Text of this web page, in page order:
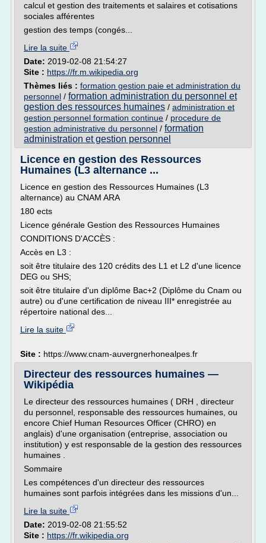
calcul et gestion des traitements et salaires et cotisations
sociales afférentes
gestion des temps (congés...
Lire la suite
Date: 2019-02-08 21:54:27
Site : https://fr.m.wikipedia.org
Thèmes liés : formation gestion paie et administration du
personnel / formation administration du personnel et
gestion des ressources humaines / administration et
gestion personnel formation continue / procedure de
gestion administrative du personnel / formation
administration et gestion personnel
Licence en gestion des Ressources
Humaines (L3 alternance ...
Licence en gestion des Ressources Humaines (L3
alternance) au CNAM ARA
180 ects
Licence générale Gestion des Ressources Humaines
CONDITIONS D'ACCÈS :
Accès en L3 :
soit être titulaire des 120 crédits des L1 et L2 d'une licence
DEG ou SHS;
soit être titulaire d'un diplôme Bac+2 (Diplôme du Cnam ou
autre) ou d'une certification de niveau III* enregistrée au
répertoire national des...
Lire la suite
Site : https://www.cnam-auvergnerhonealpes.fr
Directeur des ressources humaines —
Wikipédia
Le directeur des ressources humaines ( DRH , directeur
du personnel, responsable des ressources humaines, ou
encore Chief Human Resources Officer (CHRO) en
anglais) d'une organisation (entreprise, association ou
institution) y est responsable de la gestion des ressources
humaines .
Sommaire
Les compétences d'un directeur des ressources
humaines sont parfois intégrées dans les missions d'un...
Lire la suite
Date: 2019-02-08 21:55:52
Site : https://fr.wikipedia.org